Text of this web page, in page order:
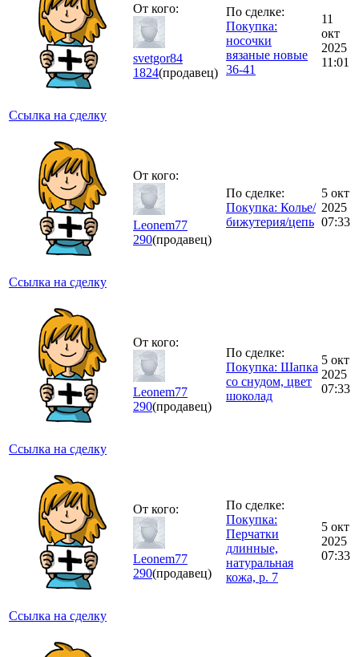
Ссылка на сделку
От кого:
svetgor84
1824(продавец)
По сделке:
Покупка:
носочки
вязаные новые
36-41
11
окт
2025
11:01
Ссылка на сделку
От кого:
Leonem77
290(продавец)
По сделке:
Покупка: Колье/
бижутерия/цепь
5 окт
2025
07:33
Ссылка на сделку
От кого:
Leonem77
290(продавец)
По сделке:
Покупка: Шапка
со снудом, цвет
шоколад
5 окт
2025
07:33
Ссылка на сделку
От кого:
Leonem77
290(продавец)
По сделке:
Покупка:
Перчатки
длинные,
натуральная
кожа, р. 7
5 окт
2025
07:33